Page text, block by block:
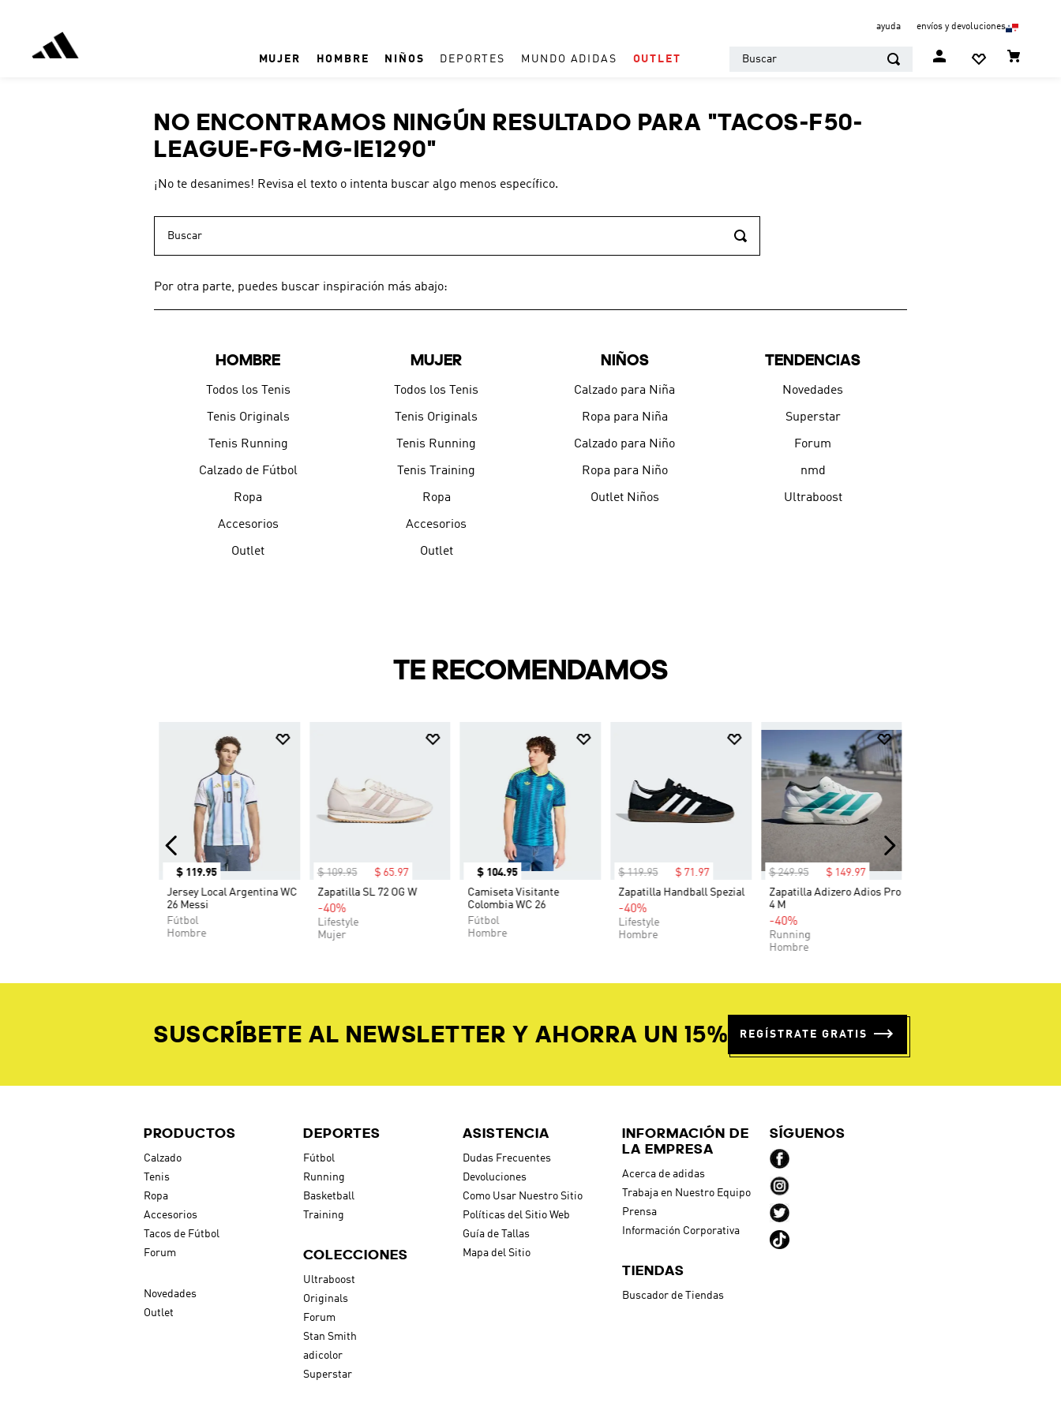
ayuda envíos y devoluciones
MUJER HOMBRE NIÑOS DEPORTES MUNDO ADIDAS OUTLET Buscar
NO ENCONTRAMOS NINGÚN RESULTADO PARA "TACOS-F50-
LEAGUE-FG-MG-IE1290"
¡No te desanimes! Revisa el texto o intenta buscar algo menos específico.
Por otra parte, puedes buscar inspiración más abajo:
HOMBRE
Todos los Tenis
Tenis Originals
Tenis Running
Calzado de Fútbol
Ropa
Accesorios
Outlet
MUJER
Todos los Tenis
Tenis Originals
Tenis Running
Tenis Training
Ropa
Accesorios
Outlet
NIÑOS
Calzado para Niña
Ropa para Niña
Calzado para Niño
Ropa para Niño
Outlet Niños
TENDENCIAS
Novedades
Superstar
Forum
nmd
Ultraboost
TE RECOMENDAMOS
$ 119.95
Jersey Local Argentina WC
26 Messi
Fútbol
Hombre
$ 109.95 $ 65. 97
Zapatilla SL 72 OG W
-40%
Lifestyle
Mujer
$ 104.95
Camiseta Visitante
Colombia WC 26
Fútbol
Hombre
$ 119.95 $ 71 97
Zapatilla Handball Spezial
-40%
Lifestyle
Hombre
$ 249.95 $ 149. 97
Zapatilla Adizero Adios Pro
4 M
-40%
Running
Hombre
SUSCRÍBETE AL NEWSLETTER Y AHORRA UN 15% REGÍSTRATE GRATIS
PRODUCTOS
Calzado
Tenis
Ropa
Accesorios
Tacos de Fútbol
Forum
Novedades
Outlet
DEPORTES
Fútbol
Running
Basketball
Training
COLECCIONES
Ultraboost
Originals
Forum
Stan Smith
adicolor
Superstar
ASISTENCIA
Dudas Frecuentes
Devoluciones
Como Usar Nuestro Sitio
Políticas del Sitio Web
Guía de Tallas
Mapa del Sitio
INFORMACIÓN DE
LA EMPRESA
Acerca de adidas
Trabaja en Nuestro Equipo
Prensa
Información Corporativa
TIENDAS
Buscador de Tiendas
SÍGUENOS
TÉRMINOS MÁS BUSCADOS
ARGENTINA
4. ZAPATILLAS